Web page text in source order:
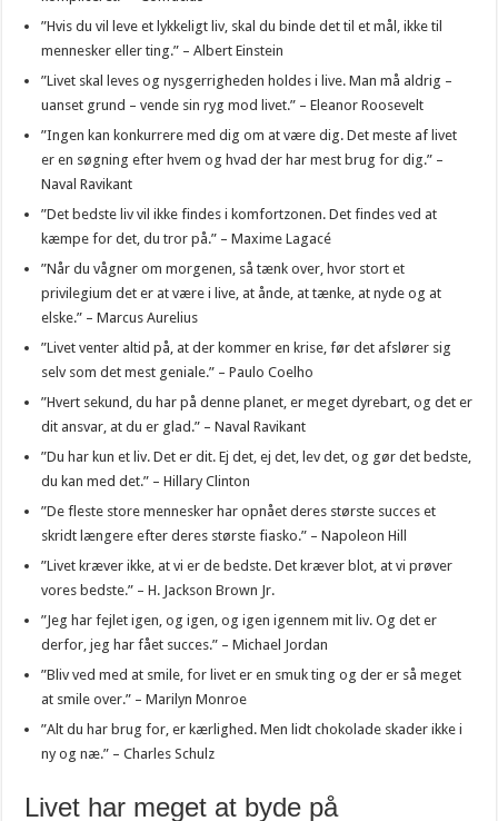
”Hvis du vil leve et lykkeligt liv, skal du binde det til et mål, ikke til
mennesker eller ting.” – Albert Einstein
”Livet skal leves og nysgerrigheden holdes i live. Man må aldrig –
uanset grund – vende sin ryg mod livet.” – Eleanor Roosevelt
”Ingen kan konkurrere med dig om at være dig. Det meste af livet
er en søgning efter hvem og hvad der har mest brug for dig.” –
Naval Ravikant
”Det bedste liv vil ikke findes i komfortzonen. Det findes ved at
kæmpe for det, du tror på.” – Maxime Lagacé
”Når du vågner om morgenen, så tænk over, hvor stort et
privilegium det er at være i live, at ånde, at tænke, at nyde og at
elske.” – Marcus Aurelius
”Livet venter altid på, at der kommer en krise, før det afslører sig
selv som det mest geniale.” – Paulo Coelho
”Hvert sekund, du har på denne planet, er meget dyrebart, og det er
dit ansvar, at du er glad.” – Naval Ravikant
”Du har kun et liv. Det er dit. Ej det, ej det, lev det, og gør det bedste,
du kan med det.” – Hillary Clinton
”De fleste store mennesker har opnået deres største succes et
skridt længere efter deres største fiasko.” – Napoleon Hill
”Livet kræver ikke, at vi er de bedste. Det kræver blot, at vi prøver
vores bedste.” – H. Jackson Brown Jr.
”Jeg har fejlet igen, og igen, og igen igennem mit liv. Og det er
derfor, jeg har fået succes.” – Michael Jordan
”Bliv ved med at smile, for livet er en smuk ting og der er så meget
at smile over.” – Marilyn Monroe
”Alt du har brug for, er kærlighed. Men lidt chokolade skader ikke i
ny og næ.” – Charles Schulz
Livet har meget at byde på